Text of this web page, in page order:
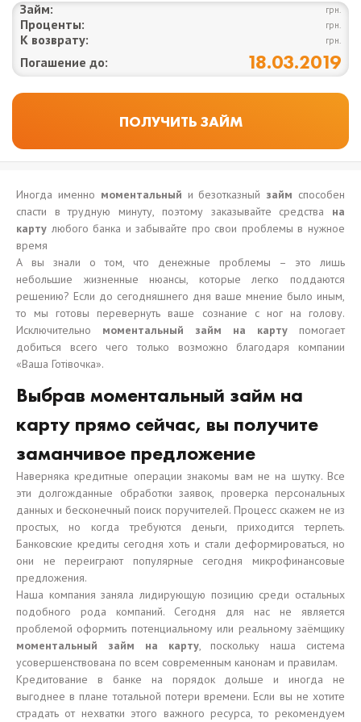
Займ: грн.
Проценты: грн.
К возврату: грн.
Погашение до: 18.03.2019
Иногда именно моментальный и безотказный займ способен
спасти в трудную минуту, поэтому заказывайте средства на
карту любого банка и забывайте про свои проблемы в нужное
время
А вы знали о том, что денежные проблемы – это лишь
небольшие жизненные нюансы, которые легко поддаются
решению? Если до сегодняшнего дня ваше мнение было иным,
то мы готовы перевернуть ваше сознание с ног на голову.
Исключительно моментальный займ на карту помогает
добиться всего чего только возможно благодаря компании
«Ваша Готівочка».
Выбрав моментальный займ на
карту прямо сейчас, вы получите
заманчивое предложение
Наверняка кредитные операции знакомы вам не на шутку. Все
эти долгожданные обработки заявок, проверка персональных
данных и бесконечный поиск поручителей. Процесс скажем не из
простых, но когда требуются деньги, приходится терпеть.
Банковские кредиты сегодня хоть и стали деформироваться, но
они не переиграют популярные сегодня микрофинансовые
предложения.
Наша компания заняла лидирующую позицию среди остальных
подобного рода компаний. Сегодня для нас не является
проблемой оформить потенциальному или реальному заёмщику
моментальный займ на карту, поскольку наша система
усовершенствована по всем современным канонам и правилам.
Кредитование в банке на порядок дольше и иногда не
выгоднее в плане тотальной потери времени. Если вы не хотите
страдать от нехватки этого важного ресурса, то рекомендуем